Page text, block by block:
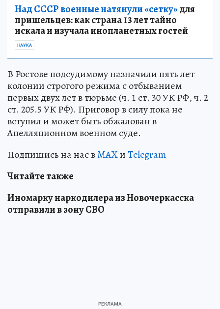
Над СССР военные натянули «сетку»для
пришельцев: как страна 13 лет тайно
искала и изучала инопланетных гостей
НАУКА
В Ростове подсудимому назначили пять лет
колонии строгого режима с отбыванием
первых двух лет в тюрьме (ч. 1 ст. 30 УК РФ, ч. 2
ст. 205.5 УК РФ). Приговор в силу пока не
вступил и может быть обжалован в
Апелляционном военном суде.
Подпишись на нас вMAXиTelegram
Читайте также
Иномарку наркодилера из Новочеркасска
отправили в зону СВО